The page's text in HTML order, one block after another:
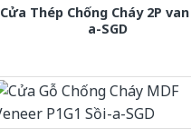
Cửa Thép Chống Cháy 2P
a-SGD